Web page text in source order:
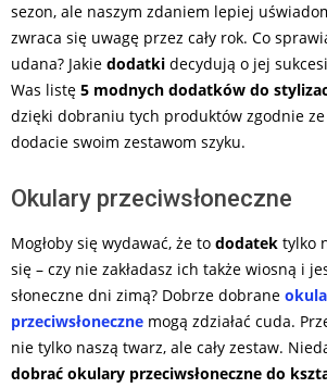
sezon, ale naszym zdaniem lepiej
zwraca się uwagę przez cały rok. Co
udana? Jakie dodatki decydują o jej
Was listę 5 modnych dodatków do
dzięki dobraniu tych produktów zgodnie
dodacie swoim zestawom szyku.
Okulary przeciwsłoneczne
Mogłoby się wydawać, że to dodatek tylko
się – czy nie zakładasz ich także wiosną i
słoneczne dni zimą? Dobrze dobrane
przeciwsłoneczne mogą zdziałać cuda.
nie tylko naszą twarz, ale cały zestaw.
dobrać okulary przeciwsłoneczne do